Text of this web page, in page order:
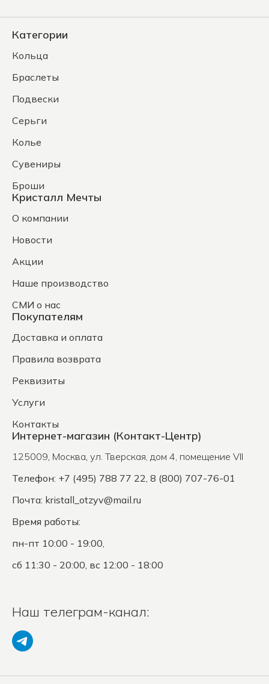
Категории
Кольца
Браслеты
Подвески
Серьги
Колье
Сувениры
Броши
Кристалл Мечты
О компании
Новости
Акции
Наше производство
СМИ о нас
Покупателям
Доставка и оплата
Правила возврата
Реквизиты
Услуги
Контакты
Интернет-магазин (Контакт-Центр)
125009, Москва, ул. Тверская, дом 4, помещение VII
Телефон: +7 (495) 788 77 22, 8 (800) 707-76-01
Почта: kristall_otzyv@mail.ru
Время работы:
пн-пт 10:00 - 19:00,
сб 11:30 - 20:00, вс 12:00 - 18:00
Наш телеграм-канал: